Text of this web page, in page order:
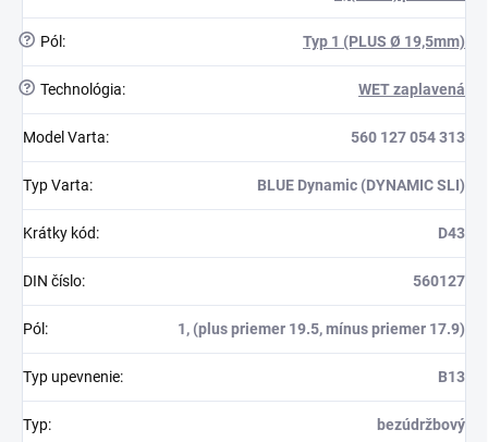
? Pól: Typ 1 (PLUS Ø 19,5mm)
? Technológia: WET zaplavená
Model Varta: 560 127 054 313
Typ Varta: BLUE Dynamic (DYNAMIC SLI)
Krátky kód: D43
DIN číslo: 560127
Pól: 1, (plus priemer 19.5, mínus priemer 17.9)
Typ upevnenie: B13
Typ: bezúdržbový